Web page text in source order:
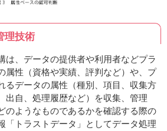
理技術
は、データの提供者や利用者などプラ
属性（資格や実績、評判など）や、プ
るデータの属性（種別、項目、収集方
出自、処理履歴など）を収集、管理
のようなものであるかを確認する際の
「トラストデータ」としてデータ処理